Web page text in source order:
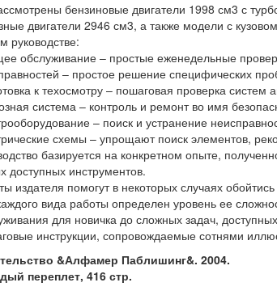
бензиновые двигатели 1998 см3 с
двигатели 2946 см3, а также модели с кузовом
руководстве:
обслуживание – простые еженедельные
– простое решение специфических
к техосмотру – пошаговая проверка
система – контроль и ремонт во имя
– поиск и устранение
схемы – упрощают поиск элементов,
базируется на конкретном опыте,
доступных инструментов.
издателя помогут в некоторых случаях
вида работы определен уровень ее
для новичка до сложных задач,
инструкции, сопровождаемые сотнями
&Алфамер Паблишинг&. 2004.
переплет, 416 стр.